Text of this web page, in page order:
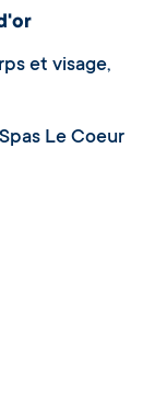
et visage,
Le Coeur